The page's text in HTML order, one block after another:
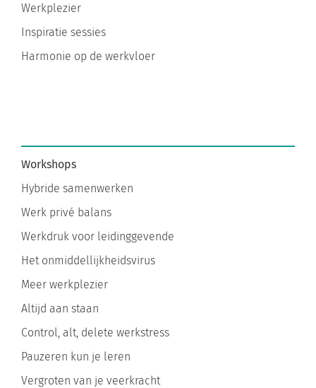
Werkplezier
Inspiratie sessies
Harmonie op de werkvloer
Workshops
Hybride samenwerken
Werk privé balans
Werkdruk voor leidinggevende
Het onmiddellijkheidsvirus
Meer werkplezier
Altijd aan staan
Control, alt, delete werkstress
Pauzeren kun je leren
Vergroten van je veerkracht